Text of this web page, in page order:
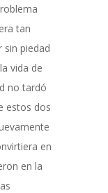
tan
sin piedad
vida de
no tardó
estos dos
en
en la